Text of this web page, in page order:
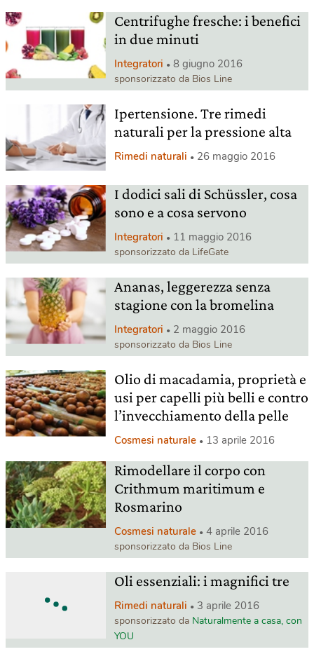
Centrifughe fresche: i benefici
in due minuti
Integratori 8 giugno 2016
sponsorizzato da Bios Line
Ipertensione. Tre rimedi
naturali per la pressione alta
Rimedi naturali 26 maggio 2016
I dodici sali di Schüssler, cosa
sono e a cosa servono
Integratori 11 maggio 2016
sponsorizzato da LifeGate
Ananas, leggerezza senza
stagione con la bromelina
Integratori 2 maggio 2016
sponsorizzato da Bios Line
Olio di macadamia, proprietà e
usi per capelli più belli e contro
l’invecchiamento della pelle
Cosmesi naturale 13 aprile 2016
Rimodellare il corpo con
Crithmum maritimum e
Rosmarino
Cosmesi naturale 4 aprile 2016
sponsorizzato da Bios Line
Oli essenziali: i magnifici tre
Rimedi naturali 3 aprile 2016
sponsorizzato da Naturalmente a casa, con
YOU